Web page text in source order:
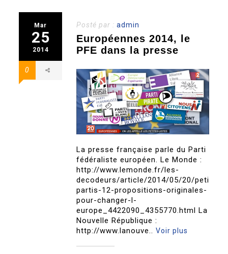
Mar
25
2014
0
Posté par :admin
Européennes 2014, le
PFE dans la presse
La presse française parle du Parti
fédéraliste européen. Le Monde :
http://www.lemonde.fr/les-
decodeurs/article/2014/05/20/petits-
partis-12-propositions-originales-
pour-changer-l-
europe_4422090_4355770.html La
Nouvelle République :
http://www.lanouve..Voir plus